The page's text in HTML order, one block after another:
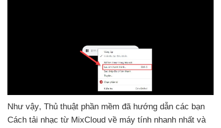
Như vậy, Thủ thuật phần mềm đã hướng dẫn các bạn
Cách tải nhạc từ MixCloud về máy tính nhanh nhất và